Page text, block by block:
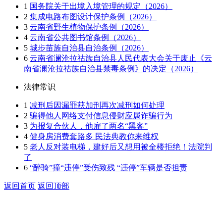
1 国务院关于出境入境管理的规定（2026）
2 集成电路布图设计保护条例（2026）
3 云南省野生植物保护条例（2026）
4 云南省公共图书馆条例（2026）
5 城步苗族自治县自治条例（2026）
6 云南省澜沧拉祜族自治县人民代表大会关于废止《云
南省澜沧拉祜族自治县禁毒条例》的决定（2026）
法律常识
1 减刑后因漏罪获加刑再次减刑如何处理
2 骗得他人网络支付信息侵财应属诈骗行为
3 为报复合伙人，他雇了两名“黑客”
4 健身房消费套路多 民法典教你来维权
5 老人反对装电梯，建好后又想用被全楼拒绝！法院判
了
6 “醉骑”撞“违停”受伤致残 “违停”车辆是否担责
返回首页 返回顶部